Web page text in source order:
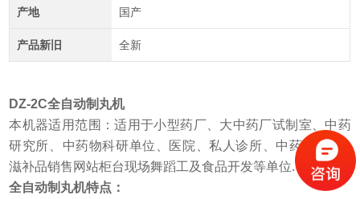
产地 国产
产品新旧 全新
DZ-2C全自动制丸机
本机器适用范围：适用于小型药厂、大中药厂试制室、中药
研究所、中药物科研单位、医院、私人诊所、中药店(房)、
滋补品销售网站柜台现场舞蹈工及食品开发等单位.
全自动制丸机特点：